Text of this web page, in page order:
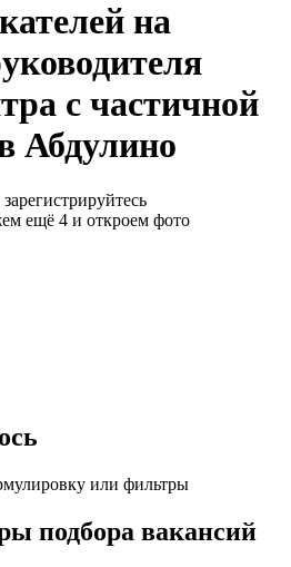
на
с частичной
Абдулино
ещё 4 и откроем фото
или фильтры
подбора вакансий